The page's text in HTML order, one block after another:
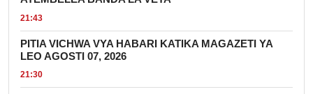
21:43
PITIA VICHWA VYA HABARI KATIKA MAGAZETI YA
LEO AGOSTI 07, 2026
21:30